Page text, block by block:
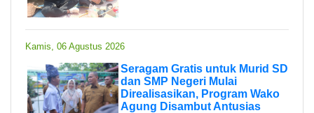
Kamis, 06 Agustus 2026
Seragam Gratis untuk Murid SD
dan SMP Negeri Mulai
Direalisasikan, Program Wako
Agung Disambut Antusias